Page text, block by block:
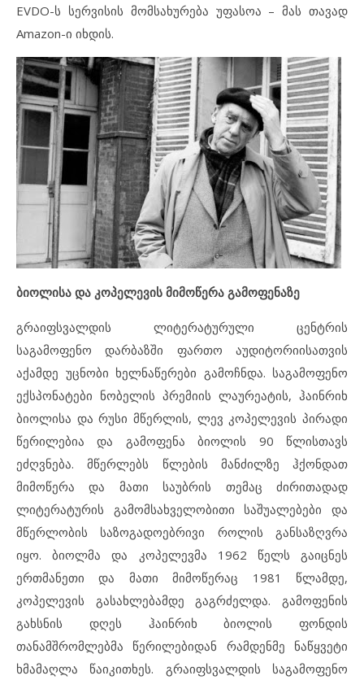
EVDO-ს სერვისის მომსახურება უფასოა – მას თავად
Amazon-ი იხდის.
ბიოლისა და კოპელევის მიმოწერა გამოფენაზე
გრაიფსვალდის ლიტერატურული ცენტრის
საგამოფენო დარბაზში ფართო აუდიტორიისათვის
აქამდე უცნობი ხელნაწერები გამოჩნდა. საგამოფენო
ექსპონატები ნობელის პრემიის ლაურეატის, ჰაინრიხ
ბიოლისა და რუსი მწერლის, ლევ კოპელევის პირადი
წერილებია და გამოფენა ბიოლის 90 წლისთავს
ეძღვნება. მწერლებს წლების მანძილზე ჰქონდათ
მიმოწერა და მათი საუბრის თემაც ძირითადად
ლიტერატურის გამომსახველობითი საშუალებები და
მწერლობის საზოგადოებრივი როლის განსაზღვრა
იყო. ბიოლმა და კოპელევმა 1962 წელს გაიცნეს
ერთმანეთი და მათი მიმოწერაც 1981 წლამდე,
კოპელევის გასახლებამდე გაგრძელდა. გამოფენის
გახსნის დღეს ჰაინრიხ ბიოლის ფონდის
თანამშრომლებმა წერილებიდან რამდენმე ნაწყვეტი
ხმამაღლა წაიკითხეს. გრაიფსვალდის საგამოფენო